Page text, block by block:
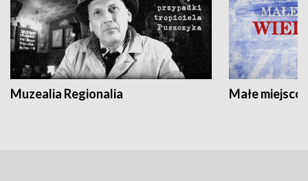
Muzealia Regionalia Małe